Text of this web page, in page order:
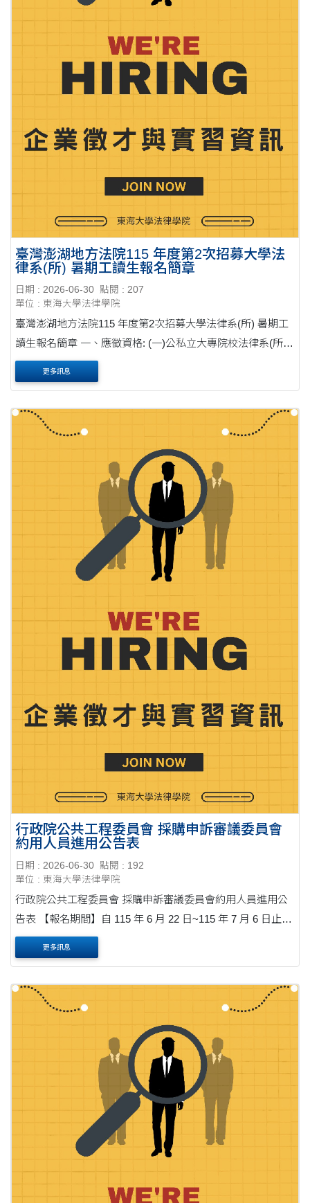
臺灣澎湖地方法院115 年度第2次招募大學法
律系(所) 暑期工讀生報名簡章
日期 : 2026-06-30 點閱 : 207
單位 : 東海大學法律學院
臺灣澎湖地方法院115 年度第2次招募大學法律系(所) 暑期工
讀生報名簡章 一、應徵資格: (一)公私立大專院校法律系(所)
學生,於本案實施期間仍具在學學生資格者(檢附 在學證明)。
(二)設籍澎湖縣(檢附在籍證....
更多訊息
行政院公共工程委員會 採購申訴審議委員會
約用人員進用公告表
日期 : 2026-06-30 點閱 : 192
單位 : 東海大學法律學院
行政院公共工程委員會 採購申訴審議委員會約用人員進用公
告表 【報名期間】自 115 年 6 月 22 日~115 年 7 月 6 日止
【資格條件】 一、 大學法律系(所)以上畢業。 二、 具個人電
腦基本操作及中文輸入能力。 ....
更多訊息